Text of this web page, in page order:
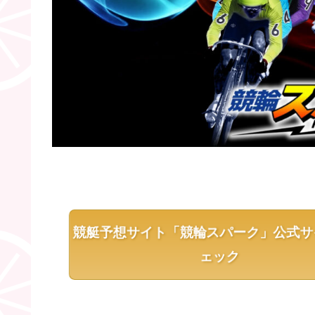
競艇予想サイト「競輪スパーク」公式
ェック